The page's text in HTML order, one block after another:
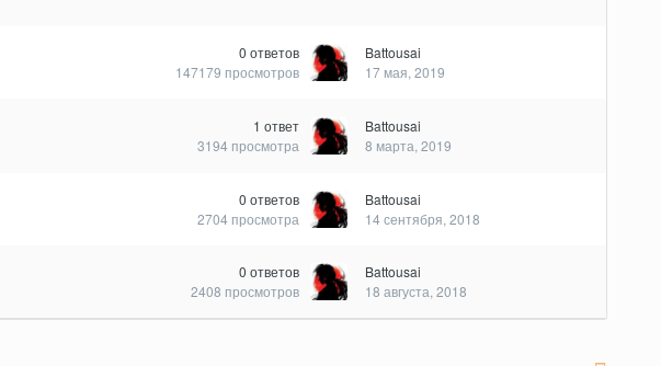
0 ответов
147179 просмотров
Battousai
17 мая, 2019
1 ответ
3194 просмотра
Battousai
8 марта, 2019
0 ответов
2704 просмотра
Battousai
14 сентября, 2018
0 ответов
2408 просмотров
Battousai
18 августа, 2018